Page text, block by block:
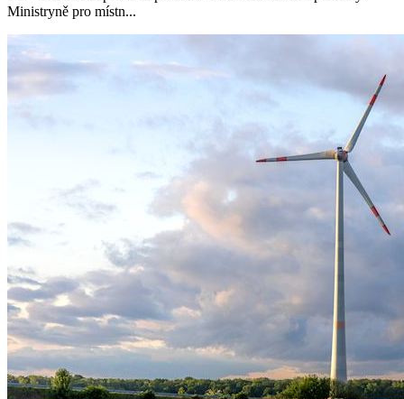
Ministryně pro místn...